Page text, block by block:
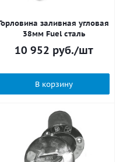
заливная угловая
38мм Fuel сталь
10 952 руб./шт
В корзину